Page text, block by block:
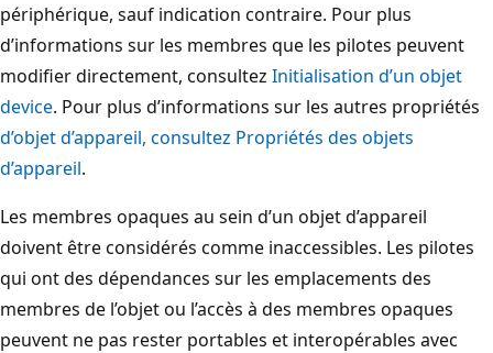
périphérique, sauf indication contraire. Pour plus
d’informations sur les membres que les pilotes peuvent
modifier directement, consultez Initialisation d’un objet
device. Pour plus d’informations sur les autres propriétés
d’objet d’appareil, consultez Propriétés des objets
d’appareil.
Les membres opaques au sein d’un objet d’appareil
doivent être considérés comme inaccessibles. Les pilotes
qui ont des dépendances sur les emplacements des
membres de l’objet ou l’accès à des membres opaques
peuvent ne pas rester portables et interopérables avec